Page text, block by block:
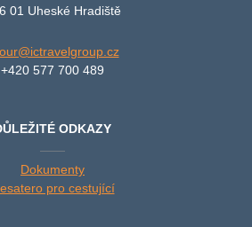
01 Uheské Hradiště
+420 577 700 489
ODKAZY
Dokumenty
pro cestující